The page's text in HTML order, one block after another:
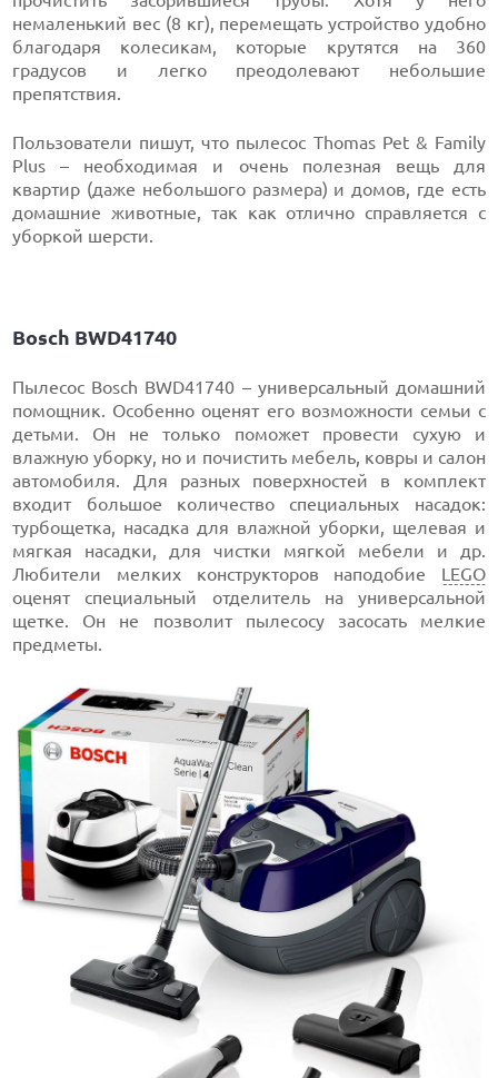
немаленький вес (8 кг), перемещать устройство удобно
благодаря колесикам, которые крутятся на 360
градусов и легко преодолевают небольшие
препятствия.
Пользователи пишут, что пылесос Thomas Pet & Family
Plus – необходимая и очень полезная вещь для
квартир (даже небольшого размера) и домов, где есть
домашние животные, так как отлично справляется с
уборкой шерсти.
Bosch BWD41740
Пылесос Bosch BWD41740 – универсальный домашний
помощник. Особенно оценят его возможности семьи с
детьми. Он не только поможет провести сухую и
влажную уборку, но и почистить мебель, ковры и салон
автомобиля. Для разных поверхностей в комплект
входит большое количество специальных насадок:
турбощетка, насадка для влажной уборки, щелевая и
мягкая насадки, для чистки мягкой мебели и др.
Любители мелких конструкторов наподобие LEGO
оценят специальный отделитель на универсальной
щетке. Он не позволит пылесосу засосать мелкие
предметы.